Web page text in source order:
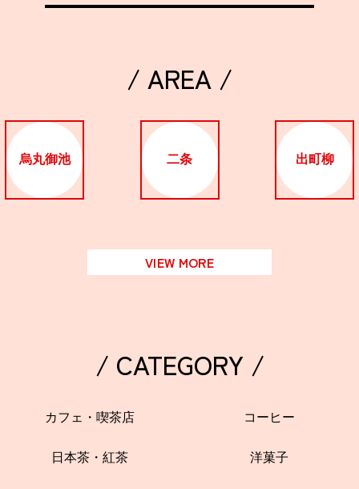
/ AREA /
烏丸御池 二条 出町柳
VIEW MORE
/ CATEGORY /
カフェ・喫茶店 コーヒー
日本茶・紅茶 洋菓子